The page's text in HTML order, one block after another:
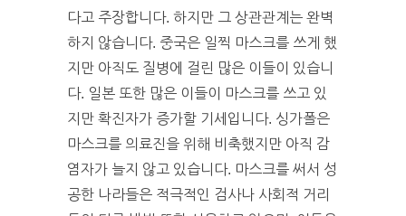
다고 주장합니다. 하지만 그 상관관계는 완벽
하지 않습니다. 중국은 일찍 마스크를 쓰게 했
지만 아직도 질병에 걸린 많은 이들이 있습니
다. 일본 또한 많은 이들이 마스크를 쓰고 있
지만 확진자가 증가할 기세입니다. 싱가폴은
마스크를 의료진을 위해 비축했지만 아직 감
염자가 늘지 않고 있습니다. 마스크를 써서 성
공한 나라들은 적극적인 검사나 사회적 거리